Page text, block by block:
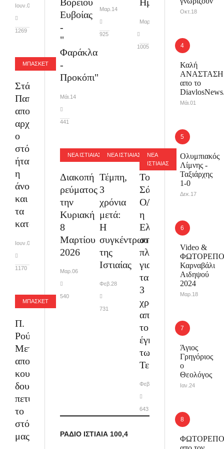
Ιουν.01
1269
ΜΠΑΣΚΕΤ
Στάθης
Παπαδάκης:
απο
αρχής
ο
στόχος
ήταν
η
άνοδος
και
τα
καταφέραμε
Ιουν.01
1170
ΜΠΑΣΚΕΤ
Π.
Ρούζιος:
Μετά
απο
κουραστική
δουλειά,
πετύχαμε
το
στόχο
μας
Ευβοίας
-
"
Φαράκλα
-
Προκόπι"
Μάι.14
441
Μαρ.14
925
Μαρ.12
1005
ΝΕΑ ΙΣΤΙΑΙΑΣ
Διακοπή
ρεύματος
την
Κυριακή
8
Μαρτίου
2026
Μαρ.06
540
ΝΕΑ ΙΣΤΙΑΙΑΣ
Τέμπη,
3
χρόνια
μετά:
Η
συγκέντρωση
της
Ιστιαίας
Φεβ.28
731
ΝΕΑ
ΙΣΤΙΑΙΑΣ
Το
Σάββατο,
ΟΛΗ
η
Ελλάδα
στις
πλατείες
για
τα
3
χρόνια
απο
το
έγκλημα
των
Τεμπών
Φεβ.27
643
ΡΑΔΙΟ ΙΣΤΙΑΙΑ 100,4
Οκτ.18
Καλή
ΑΝΑΣΤΑΣΗ
απο το
Μάι.01
Ολυμπιακός
Λίμνης -
Ταξιάρχης
1-0
Δεκ.17
Video &
Καρναβάλι
Αιδηψού
2024
Μαρ.18
Άγιος
Γρηγόριος
ο
Θεολόγος
Ιαν.24